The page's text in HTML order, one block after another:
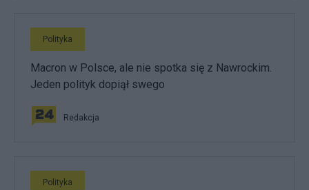
Polityka
Macron w Polsce, ale nie spotka się z Nawrockim.
Jeden polityk dopiął swego
Redakcja
Polityka